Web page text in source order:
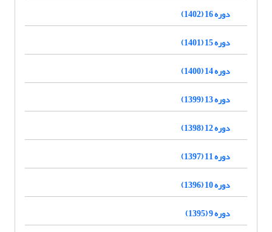
دوره 16 (1402)
دوره 15 (1401)
دوره 14 (1400)
دوره 13 (1399)
دوره 12 (1398)
دوره 11 (1397)
دوره 10 (1396)
دوره 9 (1395)